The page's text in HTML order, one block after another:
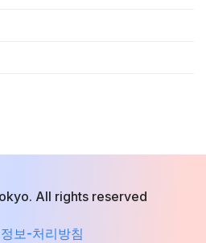
All rights reserved
보-처리방침